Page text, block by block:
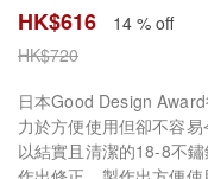
HK$616
14 % off
HK$720
日本Good Design
力於方便使用但卻不容易
以結實且清潔的18-8不